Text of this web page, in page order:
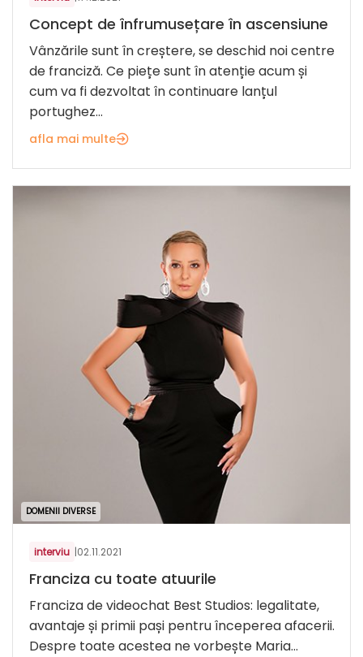
Concept de înfrumusețare în ascensiune
Vânzările sunt în creștere, se deschid noi centre
de franciză. Ce piețe sunt în atenție acum și
cum va fi dezvoltat în continuare lanțul
portughez...
afla mai multe
DOMENII DIVERSE
interviu |02.11.2021
Franciza cu toate atuurile
Franciza de videochat Best Studios: legalitate,
avantaje și primii pași pentru începerea afacerii.
Despre toate acestea ne vorbește Maria...